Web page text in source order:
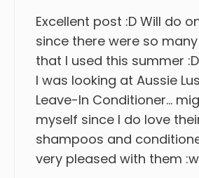
Excellent post :D Will do
since there were so
that I used this summer :D
I was looking at Aussie
Leave-In Conditioner…
myself since I do love
shampoos and
very pleased with them